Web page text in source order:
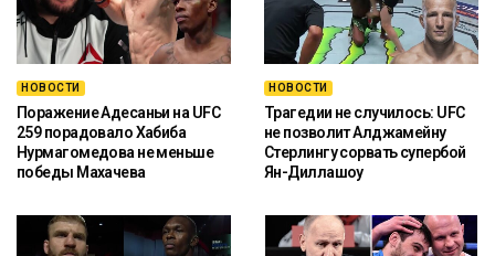
НОВОСТИ
Поражение Адесаньи на UFC
259 порадовало Хабиба
Нурмагомедова не меньше
победы Махачева
НОВОСТИ
Трагедии не случилось: UFC
не позволит Алджамейну
Стерлингу сорвать супербой
Ян-Диллашоу